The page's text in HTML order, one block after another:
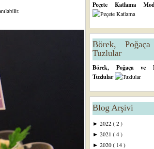
Peçete Katlama
Börek,
Tuzlular
Börek, Poğaça ve
Tuzlular
Blog Arşivi
► 2022( 2 )
► 2021 ( 4 )
► 2020( 14 )